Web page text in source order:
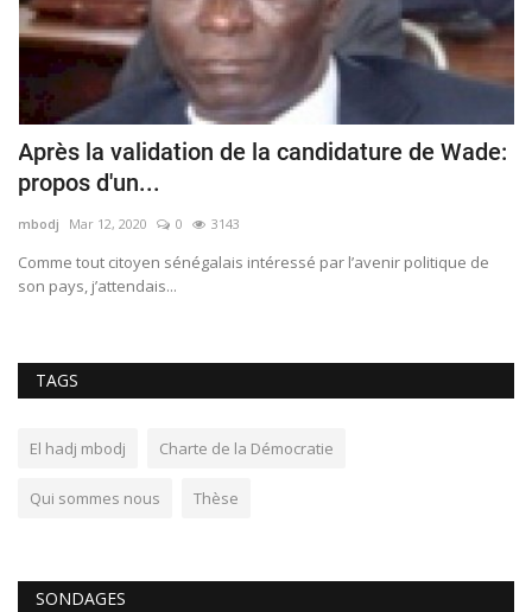
Après la validation de la candidature de Wade:
propos d'un...
mbodj Mar 12, 2020 0 3143
Comme tout citoyen sénégalais intéressé par l’avenir politique de
son pays, j’attendais...
TAGS
El hadj mbodj Charte de la Démocratie
Qui sommes nous Thèse
SONDAGES